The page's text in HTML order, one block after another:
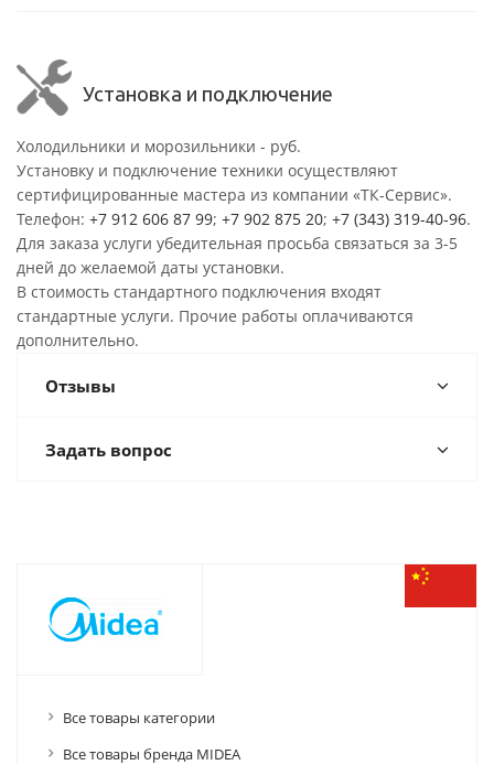
Установка и подключение
Холодильники и морозильники - руб.
Установку и подключение техники осуществляют
сертифицированные мастера из компании «ТК-Сервис».
Телефон: +7 912 606 87 99; +7 902 875 20; +7 (343) 319-40-96.
Для заказа услуги убедительная просьба связаться за 3-5
дней до желаемой даты установки.
В стоимость стандартного подключения входят
стандартные услуги. Прочие работы оплачиваются
дополнительно.
Отзывы
Задать вопрос
Все товары категории
Все товары бренда MIDEA